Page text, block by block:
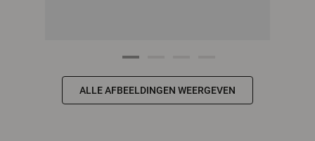
ALLE AFBEELDINGEN WEERGEVEN